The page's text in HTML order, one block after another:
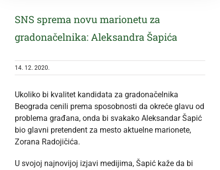
SNS sprema novu marionetu za
gradonačelnika: Aleksandra Šapića
14. 12. 2020.
Ukoliko bi kvalitet kandidata za gradonačelnika
Beograda cenili prema sposobnosti da okreće glavu od
problema građana, onda bi svakako Aleksandar Šapić
bio glavni pretendent za mesto aktuelne marionete,
Zorana Radojičića.
U svojoj najnovijoj izjavi medijima, Šapić kaže da bi